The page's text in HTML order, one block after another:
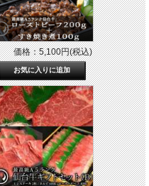
価格：5,100円(税込)